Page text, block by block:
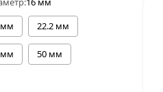
мм 22.2 мм
мм 50 мм